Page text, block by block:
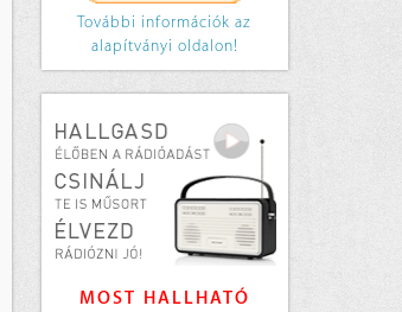
További információk az
alapítványi oldalon!
MOST HALLHATÓ